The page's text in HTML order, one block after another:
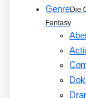
GenreDie
Fantasy